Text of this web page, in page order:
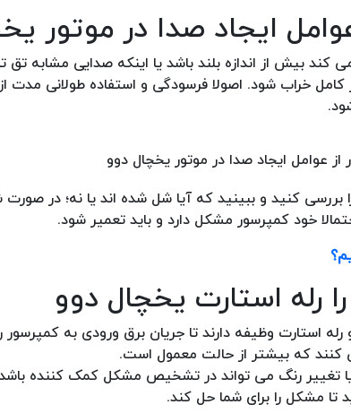
ایجاد صدا در موتور
بیش از اندازه بلند باشد یا اینکه صدایی مشابه تق
کامل خراب شود. اصولا فرسودگی و استفاده طولانی
بررسی کنید و ببینید که آیا شل شده اند یا نه؛ در
خود کمپرسور مشکل دارد و باید تعمیر شود.
رله استارت یخچال دوو
استارت وظیفه دارند تا جریان برق ورودی به کمپرسور
کنند که بیشتر از حالت معمول است.
تغییر رنگ می تواند در تشخیص مشکل کمک کننده
تا مشکل را برای شما حل کند.